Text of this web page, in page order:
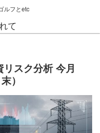
ルフとetc
て
スク分析 今月
）